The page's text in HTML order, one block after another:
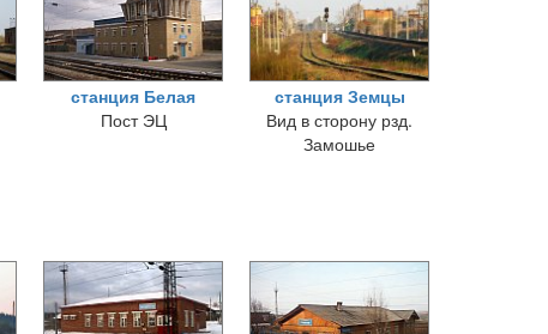
станция Белая
Пост ЭЦ
станция Земцы
Вид в сторону рзд.
Замошье